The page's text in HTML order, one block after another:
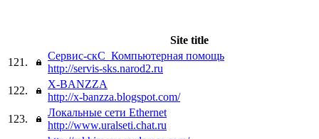
Site title
121.
Сервис-скС_Компьютерная помощь
http://servis-sks.narod2.ru
122.
X-BANZZA
http://x-banzza.blogspot.com/
123.
Локальные сети Ethernet
http://www.uralseti.chat.ru